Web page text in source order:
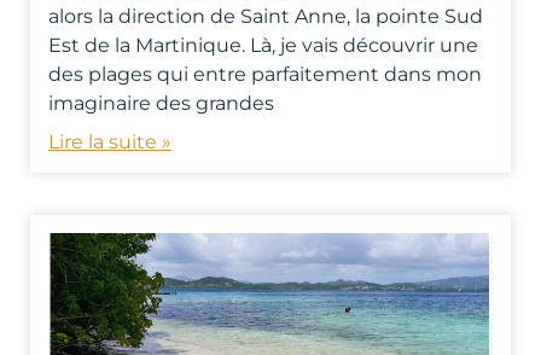
alors la direction de Saint Anne, la pointe Sud
Est de la Martinique. Là, je vais découvrir une
des plages qui entre parfaitement dans mon
imaginaire des grandes
Lire la suite »